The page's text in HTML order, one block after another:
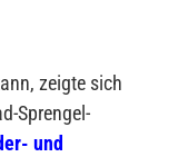
zeigte sich
Sprengel-
und